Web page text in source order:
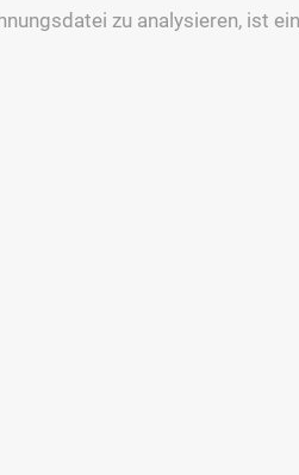
zu analysieren, ist